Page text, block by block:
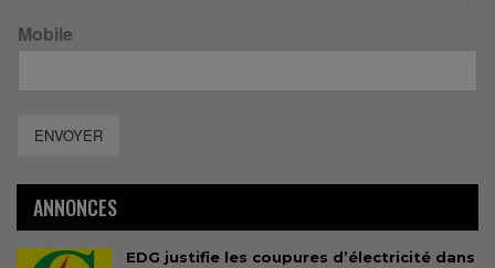
Mobile
ENVOYER
ANNONCES
EDG justifie les coupures d’électricité dans